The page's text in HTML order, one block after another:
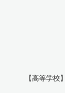
【高等学校】